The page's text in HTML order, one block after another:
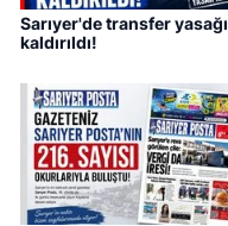
Sarıyer'de transfer yasağı
kaldırıldı!